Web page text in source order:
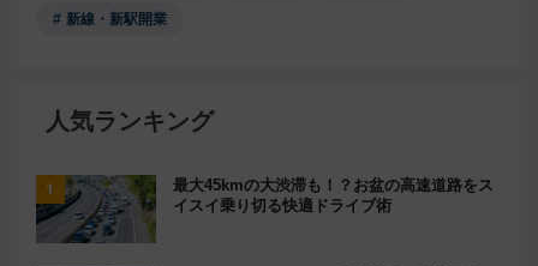
新線・新駅開業
人気ランキング
最大45kmの大渋滞も！？お盆の高速道路をス
イスイ乗り切る快適ドライブ術